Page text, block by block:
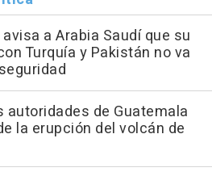
a Arabia Saudí que su
Turquía y Pakistán no va
autoridades de Guatemala
la erupción del volcán de